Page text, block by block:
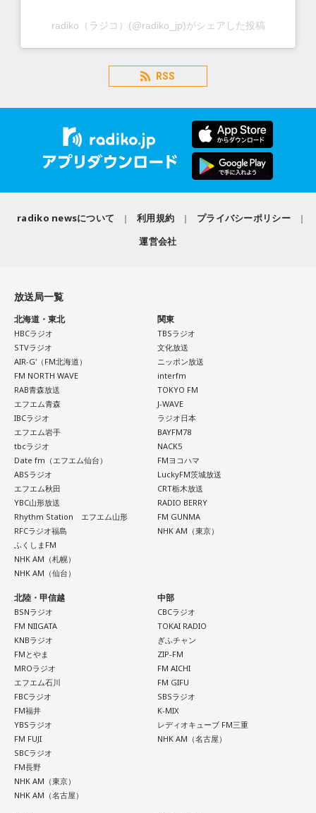
radiko（ラジコ）(@radiko_jp)がシェアした投稿
RSS
radiko newsについて 利用規約
プライバシーポリシー
運営会社
放送局一覧
北海道・東北
HBCラジオ
STVラジオ
AIR-G'（FM北海道）
FM NORTH WAVE
RAB青森放送
エフエム青森
IBCラジオ
エフエム岩手
tbcラジオ
Date fm（エフエム仙台）
ABSラジオ
エフエム秋田
YBC山形放送
Rhythm Station エフエム山形
RFCラジオ福島
ふくしまFM
NHK AM（札幌）
NHK AM（仙台）
関東
TBSラジオ
文化放送
ニッポン放送
interfm
TOKYO FM
J-WAVE
ラジオ日本
BAYFM78
NACK5
FMヨコハマ
LuckyFM茨城放送
CRT栃木放送
RADIO BERRY
FM GUNMA
NHK AM（東京）
北陸・甲信越
BSNラジオ
FM NIIGATA
KNBラジオ
FMとやま
MROラジオ
エフエム石川
FBCラジオ
FM福井
YBSラジオ
FM FUJI
SBCラジオ
FM長野
NHK AM（東京）
NHK AM（名古屋）
中部
CBCラジオ
TOKAI RADIO
ぎふチャン
ZIP-FM
FM AICHI
FM GIFU
SBSラジオ
K-MIX
レディオキューブ FM三重
NHK AM（名古屋）